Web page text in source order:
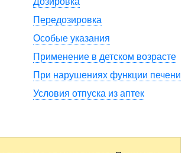
Передозировка
Особые указания
Применение в детском возрасте
При нарушениях функции печени
Условия отпуска из аптек